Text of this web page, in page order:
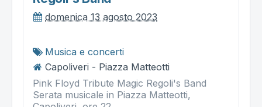
domenica 13 agosto 2023
Musica e concerti
Capoliveri - Piazza Matteotti
Pink Floyd Tribute Magic Regoli's Band
Serata musicale in Piazza Matteotti,